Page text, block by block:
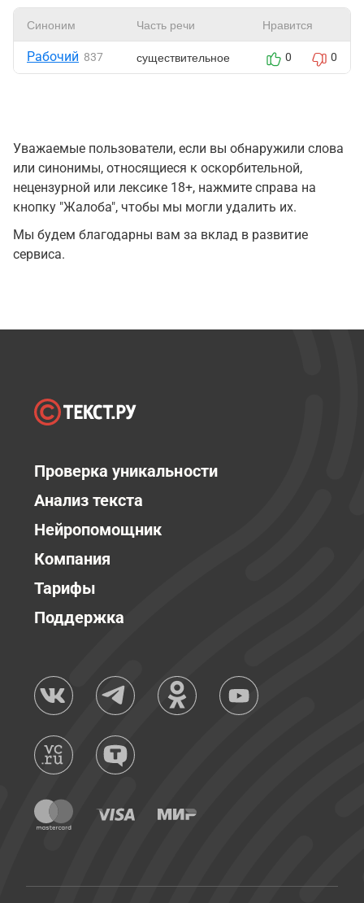
Синоним Часть речи Нравится
Рабочий 837 существительное 0 0
Уважаемые пользователи, если вы обнаружили слова
или синонимы, относящиеся к оскорбительной,
нецензурной или лексике 18+, нажмите справа на
кнопку "Жалоба", чтобы мы могли удалить их.
Мы будем благодарны вам за вклад в развитие
сервиса.
Проверка уникальности
Анализ текста
Нейропомощник
Компания
Тарифы
Поддержка